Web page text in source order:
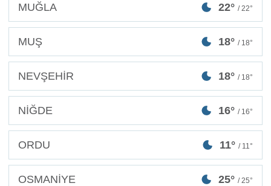
MUĞLA 22° / 22°
MUŞ 18° / 18°
NEVŞEHİR 18° / 18°
NİĞDE 16° / 16°
ORDU 11° / 11°
OSMANİYE 25° / 25°